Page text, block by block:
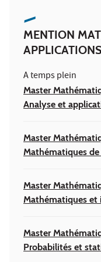
MENTION
APPLICATIONS
A temps plein
Master
Analyse et
Master
Mathématiques
Master
Mathématiques
Master
Probabilités et